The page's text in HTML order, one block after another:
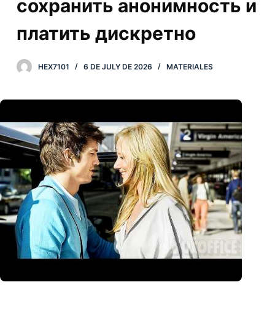
сохранить анонимность и
платить дискретно
HEX7101 6 DE JULY DE 2026 MATERIALES